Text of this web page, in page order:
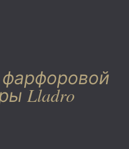
Lladro